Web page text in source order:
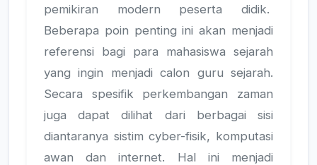
pemikiran modern peserta didik.
Beberapa poin penting ini akan menjadi
referensi bagi para mahasiswa sejarah
yang ingin menjadi calon guru sejarah.
Secara spesifik perkembangan zaman
juga dapat dilihat dari berbagai sisi
diantaranya sistim cyber-fisik, komputasi
awan dan internet. Hal ini menjadi